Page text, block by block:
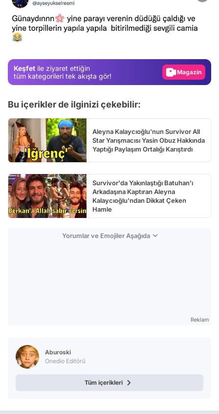
Keşfet ile ziyaret ettiğin
tüm kategorileri tek akışta gör!
Video
Test
Magazin
Video
Bu içerikler de ilginizi çekebilir:
Aleyna Kalaycıoğlu'nun Survivor All
Star Yarışmacısı Yasin Obuz Hakkında
Yaptığı Paylaşım Ortalığı Karıştırdı
Survivor'da Yakınlaştığı Batuhan'ı
Arkadaşına Kaptıran Aleyna
Kalaycıoğlu'ndan Dikkat Çeken
Hamle
Yorumlar ve Emojiler Aşağıda
Reklam
Aburoski
Onedio Editörü
Tüm içerikleri